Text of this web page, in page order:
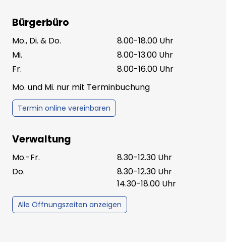
Bürgerbüro
Mo., Di. & Do.
8.00-18.00 Uhr
Mi.
8.00-13.00 Uhr
Fr.
8.00-16.00 Uhr
Mo. und Mi. nur mit Terminbuchung
Termin online vereinbaren
Verwaltung
Mo.-Fr.
8.30-12.30 Uhr
Do.
8.30-12.30 Uhr
14.30-18.00 Uhr
Alle Öffnungszeiten anzeigen